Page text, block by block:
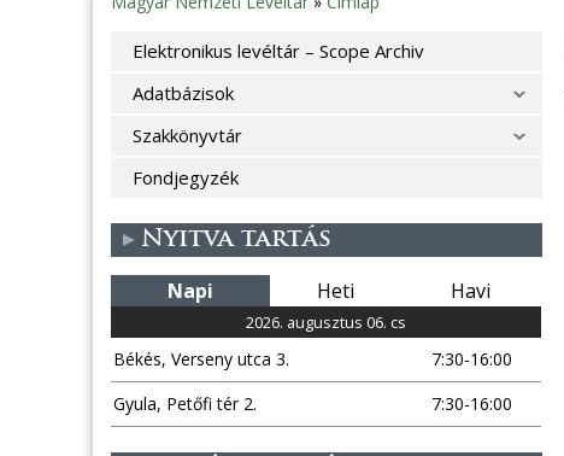
Jelenlegi
helyElektronikus levéltár – Scope Archiv
Adatbázisok
Szakkönyvtár
Fondjegyzék
Nyitva tartás
Napi Heti Havi
2026. augusztus 06. cs
Békés, Verseny utca 3.
7:30-16:00
Gyula, Petőfi tér 2.
7:30-16:00